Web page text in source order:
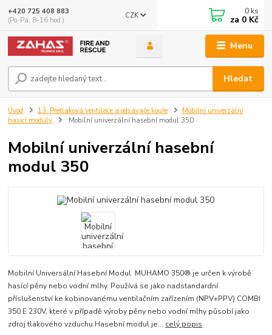
Menu
CZK
Hledat
+420 725 408 883
(Po-Pá, 8-16 hod.)
0 ks
za 0 Kč
Úvod 13. Přetlaková ventilace a odsávače kouře
Mobilní univerzální
hasicí moduly
Mobilní univerzální hasební modul 350
Mobilní univerzální hasební
modul 350
Mobilní Universální Hasební Modul MUHAMO 350® je určen k výrobě
hasící pěny nebo vodní mlhy. Používá se jako nadstandardní
příslušenství ke kobinovanému ventilačním zařízením (NPV+PPV) COMBI
350 E 230V, které v případě výroby pěny nebo vodní mlhy působí jako
zdroj tlakového vzduchu.Hasební modul je... celý popis